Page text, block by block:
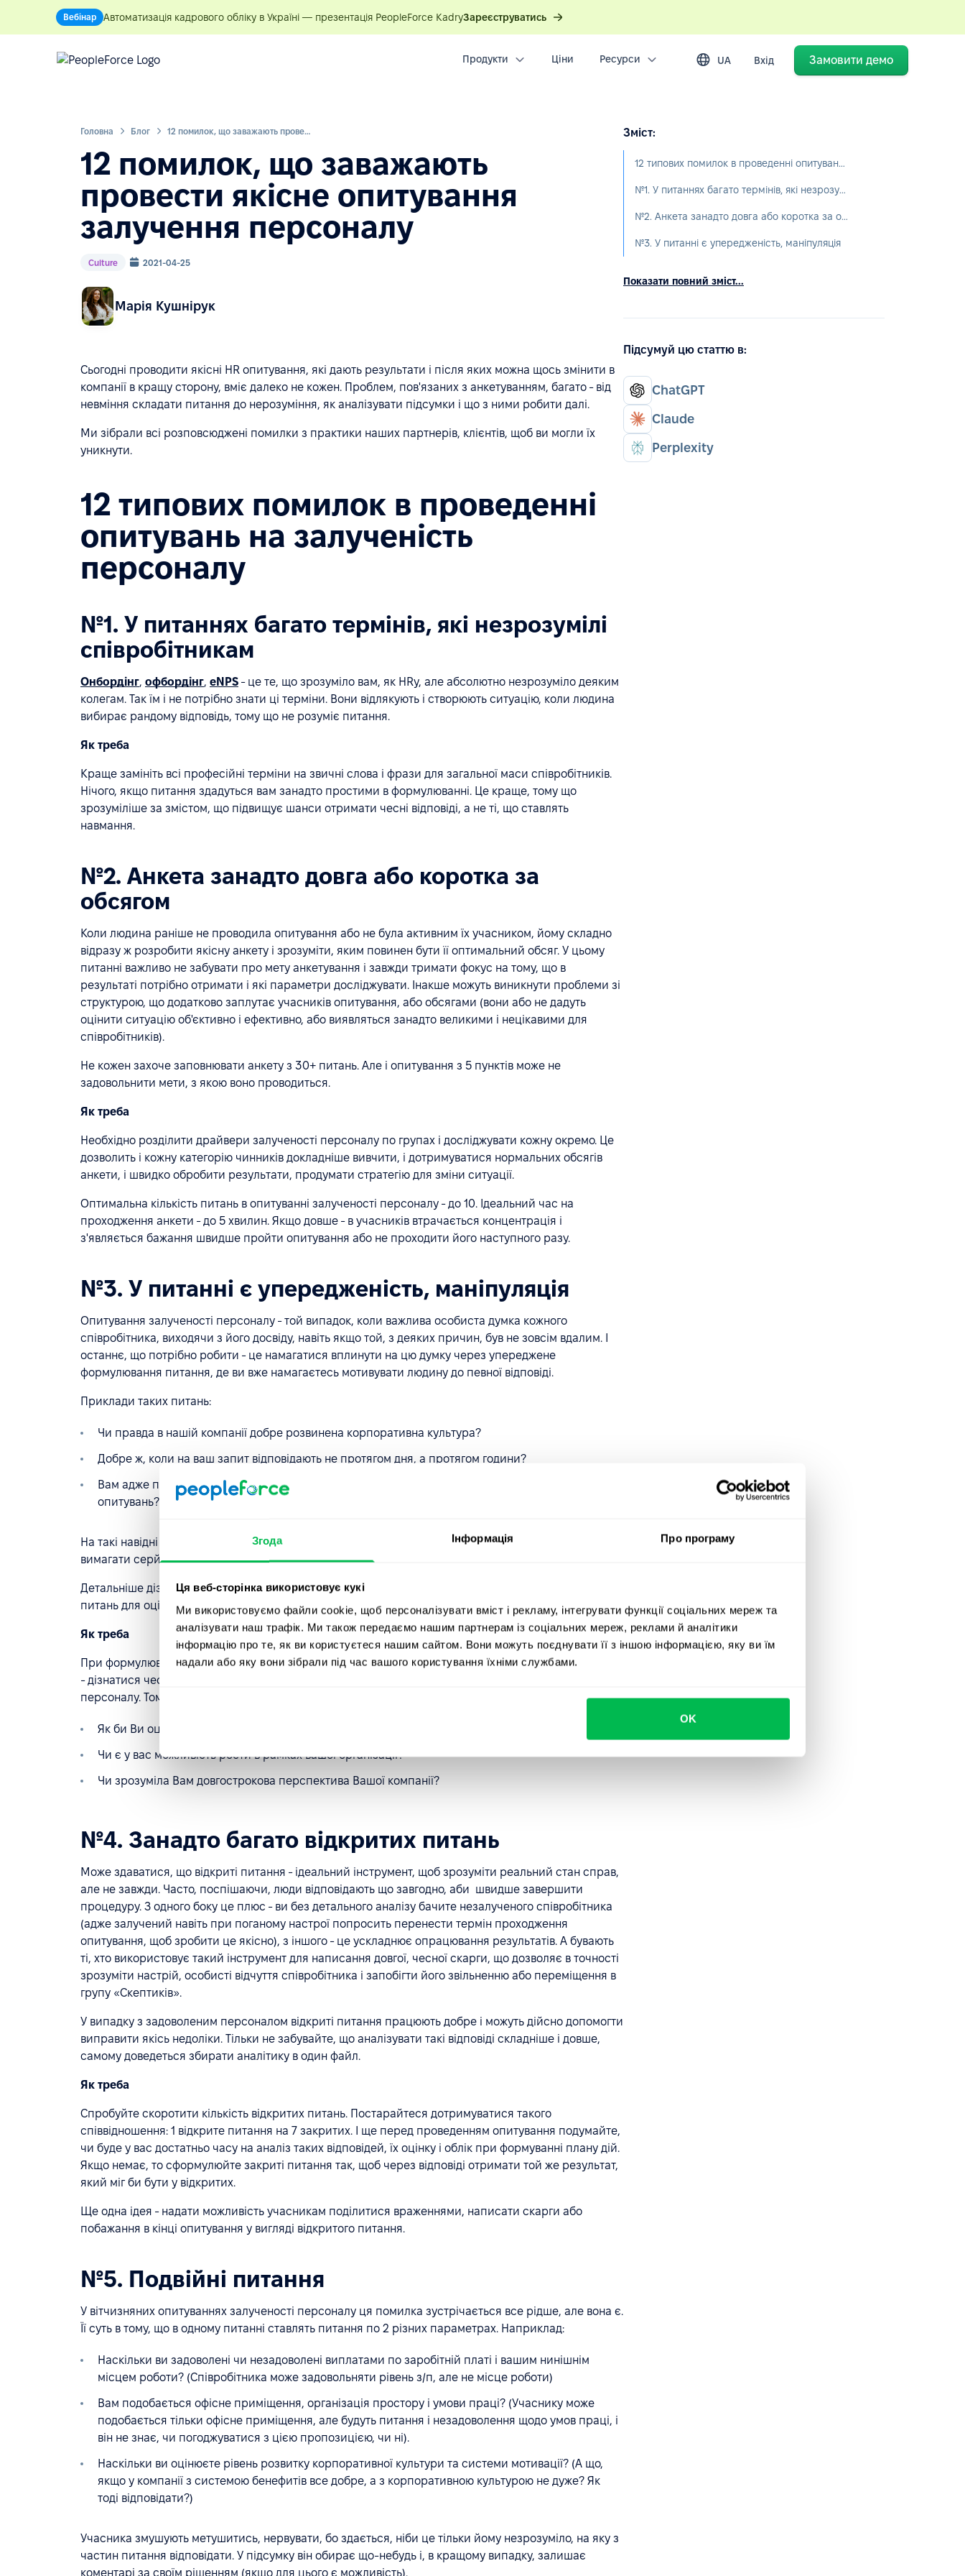
Згода Інформація Про програму
Ця веб-сторінка використовує кукі
Ми використовуємо файли cookie, щоб персоналізувати вміст і рекламу, інтегрувати функції соціальних мереж та
аналізувати наш трафік. Ми також передаємо нашим партнерам із соціальних мереж, реклами й аналітики
інформацію про те, як ви користуєтеся нашим сайтом. Вони можуть поєднувати її з іншою інформацією, яку ви їм
надали або яку вони зібрали під час вашого користування їхніми службами.
OK
Вебінар Автоматизація кадрового обліку в Україні — презентація PeopleForce KadryЗареєструватись
Продукти Ціни Ресурси UA Вхід Замовити демо
Головна Блог 12 помилок, що заважають провести якісне опитування залучення персоналу
12 помилок, що заважають
провести якісне опитування
залучення персоналу
Culture 2021-04-25
Марія Кушнірук
Сьогодні проводити якісні HR опитування, які дають результати і після яких можна щось змінити в
компанії в кращу сторону, вміє далеко не кожен. Проблем, пов'язаних з анкетуванням, багато - від
невміння складати питання до нерозуміння, як аналізувати підсумки і що з ними робити далі.
Ми зібрали всі розповсюджені помилки з практики наших партнерів, клієнтів, щоб ви могли їх
уникнути.
12 типових помилок в проведенні
опитувань на залученість
персоналу
№1. У питаннях багато термінів, які незрозумілі
співробітникам
Онбордінг, офбордінг, eNPS - це те, що зрозуміло вам, як HRу, але абсолютно незрозуміло деяким
колегам. Так їм і не потрібно знати ці терміни. Вони відлякують і створюють ситуацію, коли людина
вибирає рандому відповідь, тому що не розуміє питання.
Як треба
Краще замініть всі професійні терміни на звичні слова і фрази для загальної маси співробітників.
Нічого, якщо питання здадуться вам занадто простими в формулюванні. Це краще, тому що
зрозуміліше за змістом, що підвищує шанси отримати чесні відповіді, а не ті, що ставлять
навмання.
№2. Анкета занадто довга або коротка за
обсягом
Коли людина раніше не проводила опитування або не була активним їх учасником, йому складно
відразу ж розробити якісну анкету і зрозуміти, яким повинен бути її оптимальний обсяг. У цьому
питанні важливо не забувати про мету анкетування і завжди тримати фокус на тому, що в
результаті потрібно отримати і які параметри досліджувати. Інакше можуть виникнути проблеми зі
структурою, що додатково заплутає учасників опитування, або обсягами (вони або не дадуть
оцінити ситуацію об'єктивно і ефективно, або виявляться занадто великими і нецікавими для
співробітників).
Не кожен захоче заповнювати анкету з 30+ питань. Але і опитування з 5 пунктів може не
задовольнити мети, з якою воно проводиться.
Як треба
Необхідно розділити драйвери залученості персоналу по групах і досліджувати кожну окремо. Це
дозволить і кожну категорію чинників докладніше вивчити, і дотримуватися нормальних обсягів
анкети, і швидко обробити результати, продумати стратегію для зміни ситуації.
Оптимальна кількість питань в опитуванні залученості персоналу - до 10. Ідеальний час на
проходження анкети - до 5 хвилин. Якщо довше - в учасників втрачається концентрація і
з'являється бажання швидше пройти опитування або не проходити його наступного разу.
№3. У питанні є упередженість, маніпуляція
Опитування залученості персоналу - той випадок, коли важлива особиста думка кожного
співробітника, виходячи з його досвіду, навіть якщо той, з деяких причин, був не зовсім вдалим. І
останнє, що потрібно робити - це намагатися вплинути на цю думку через упереджене
формулювання питання, де ви вже намагаєтесь мотивувати людину до певної відповіді.
Приклади таких питань:
Чи правда в нашій компанії добре розвинена корпоративна культура?
Добре ж, коли на ваш запит відповідають не протягом дня, а протягом години?
Вам адже приємно, коли робочі будні хочуть поліпшити за допомогою, наприклад, таких
опитувань?
На такі навідні запитання складно відповісти не ствердно. Здається, що в такому випадку будуть
вимагати серйозну аргументацію, якихось пояснень, коли їх не хочеться надавати.
Детальніше дізнатися питання, які можна використати в опитуванні, можна в нашому гайді «120
питань для оцінки драйверів залучення».
Як треба
При формулюванні питань важливо забути про емоційну складову і пам'ятати, що мета опитування
- дізнатися чесні думки співробітників, щоб зрозуміти реальну ситуацію з рівнем задоволеності
персоналу. Тому приберіть всю упередженість, і складіть нейтральні питання, на зразок таких:
Як би Ви оцінили управлінські якості Вашого безпосереднього керівника?
Чи є у вас можливість рости в рамках вашої організації?
Чи зрозуміла Вам довгострокова перспектива Вашої компанії?
№4. Занадто багато відкритих питань
Може здаватися, що відкриті питання - ідеальний інструмент, щоб зрозуміти реальний стан справ,
але не завжди. Часто, поспішаючи, люди відповідають що завгодно, аби швидше завершити
процедуру. З одного боку це плюс - ви без детального аналізу бачите незалученого співробітника
(адже залучений навіть при поганому настрої попросить перенести термін проходження
опитування, щоб зробити це якісно), з іншого - це ускладнює опрацювання результатів. А бувають
ті, хто використовує такий інструмент для написання довгої, чесної скарги, що дозволяє в точності
зрозуміти настрій, особисті відчуття співробітника і запобігти його звільненню або переміщення в
групу «Скептиків».
У випадку з задоволеним персоналом відкриті питання працюють добре і можуть дійсно допомогти
виправити якісь недоліки. Тільки не забувайте, що аналізувати такі відповіді складніше і довше,
самому доведеться збирати аналітику в один файл.
Як треба
Спробуйте скоротити кількість відкритих питань. Постарайтеся дотримуватися такого
співвідношення: 1 відкрите питання на 7 закритих. І ще перед проведенням опитування подумайте,
чи буде у вас достатньо часу на аналіз таких відповідей, їх оцінку і облік при формуванні плану дій.
Якщо немає, то сформулюйте закриті питання так, щоб через відповіді отримати той же результат,
який міг би бути у відкритих.
Ще одна ідея - надати можливість учасникам поділитися враженнями, написати скарги або
побажання в кінці опитування у вигляді відкритого питання.
№5. Подвійні питання
У вітчизняних опитуваннях залученості персоналу ця помилка зустрічається все рідше, але вона є.
Її суть в тому, що в одному питанні ставлять питання по 2 різних параметрах. Наприклад:
Наскільки ви задоволені чи незадоволені виплатами по заробітній платі і вашим нинішнім
місцем роботи? (Співробітника може задовольняти рівень з/п, але не місце роботи)
Вам подобається офісне приміщення, організація простору і умови праці? (Учаснику може
подобається тільки офісне приміщення, але будуть питання і незадоволення щодо умов праці, і
він не знає, чи погоджуватися з цією пропозицією, чи ні).
Наскільки ви оцінюєте рівень розвитку корпоративної культури та системи мотивації? (А що,
якщо у компанії з системою бенефитів все добре, а з корпоративною культурою не дуже? Як
тоді відповідати?)
Учасника змушують метушитись, нервувати, бо здається, ніби це тільки йому незрозуміло, на яку з
частин питання відповідати. У підсумку він обирає що-небудь і, в кращому випадку, залишає
коментарі за своїм рішенням (якщо для цього є можливість).
Зміст:
12 типових помилок в проведенні опитувань на залученість персоналу
№1. У питаннях багато термінів, які незрозумілі співробітникам
№2. Анкета занадто довга або коротка за обсягом
№3. У питанні є упередженість, маніпуляція
Показати повний зміст...
Підсумуй цю статтю в:
ChatGPT
Claude
Perplexity